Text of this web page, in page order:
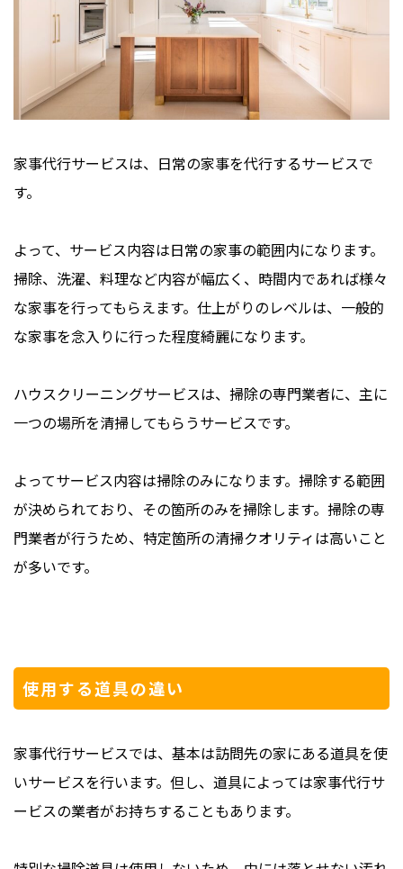
家事代行サービスは、日常の家事を代行するサービスで
す。
よって、サービス内容は日常の家事の範囲内になります。
掃除、洗濯、料理など内容が幅広く、時間内であれば様々
な家事を行ってもらえます。仕上がりのレベルは、一般的
な家事を念入りに行った程度綺麗になります。
ハウスクリーニングサービスは、掃除の専門業者に、主に
一つの場所を清掃してもらうサービスです。
よってサービス内容は掃除のみになります。掃除する範囲
が決められており、その箇所のみを掃除します。掃除の専
門業者が行うため、特定箇所の清掃クオリティは高いこと
が多いです。
使用する道具の違い
家事代行サービスでは、基本は訪問先の家にある道具を使
いサービスを行います。但し、道具によっては家事代行サ
ービスの業者がお持ちすることもあります。